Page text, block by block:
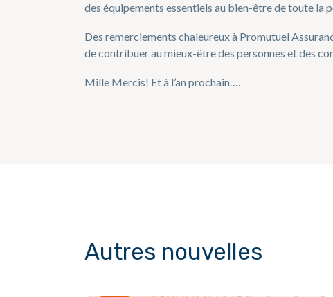
des équipements essentiels au bien-être de toute la
Des remerciements chaleureux à Promutuel
de contribuer au mieux-être des personnes et des
Mille Mercis! Et à l’an prochain….
Autres nouvelles